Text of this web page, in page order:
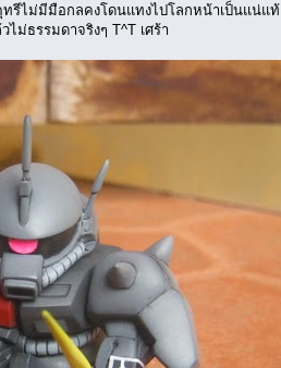
รีไม่มีมือกลคงโดนแทงไปโลกหน้าเป็นแน่แท้
ม่ธรรมดาจริงๆ T^T เศร้า